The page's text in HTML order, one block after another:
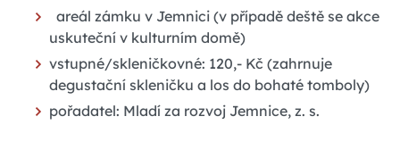
areál zámku v Jemnici (v případě deště se akce
uskuteční v kulturním domě)
vstupné/skleničkovné: 120,- Kč (zahrnuje
degustační skleničku a los do bohaté tomboly)
pořadatel: Mladí za rozvoj Jemnice, z. s.